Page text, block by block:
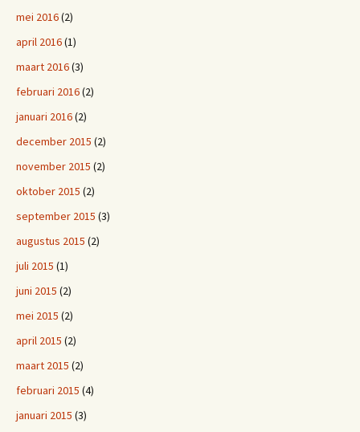
mei 2016(2)
april 2016(1)
maart 2016(3)
februari 2016(2)
januari 2016(2)
december 2015 (2)
november 2015 (2)
oktober 2015 (2)
september 2015 (3)
augustus 2015 (2)
juli 2015 (1)
juni 2015 (2)
mei 2015 (2)
april 2015 (2)
maart 2015 (2)
februari 2015 (4)
januari 2015 (3)